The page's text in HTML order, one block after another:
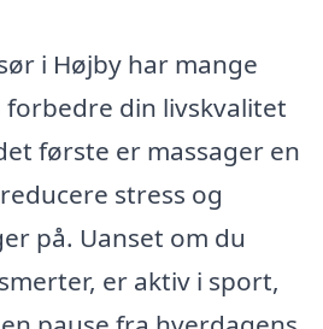
i Højby har mange
din livskvalitet
første er massager en
stress og
på. Uanset om du
er aktiv i sport,